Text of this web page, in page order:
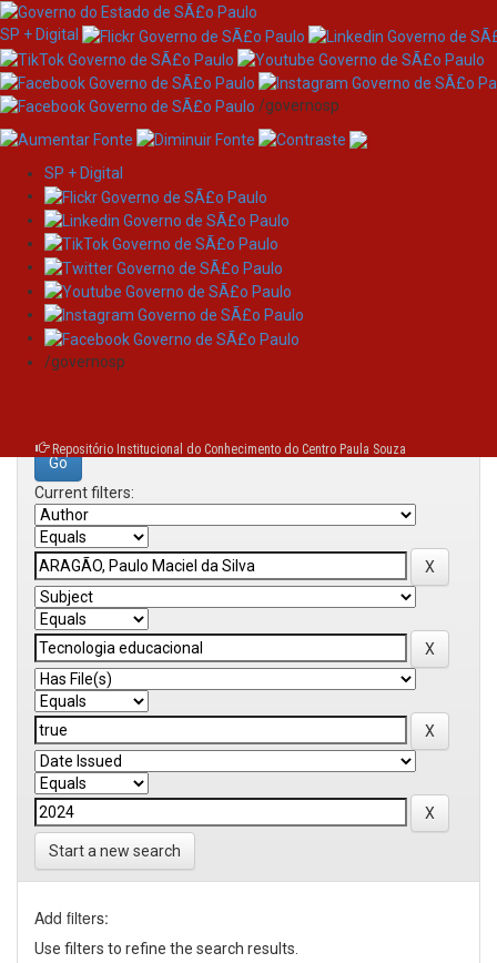
Skip
navigation
SP + Digital
/governosp
SP + Digital
/governosp
Repositório Institucional do Conhecimento do Centro Paula Souza
Search
Search:
Current filters:
Start a new search
Add filters:
Use filters to refine the search results.